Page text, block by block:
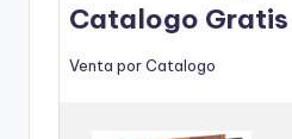
Catalogo Gratis
Venta por Catalogo